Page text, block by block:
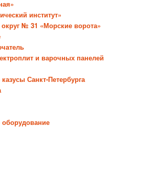
институт»
№ 31 «Морские ворота»
и варочных панелей
Санкт-Петербурга